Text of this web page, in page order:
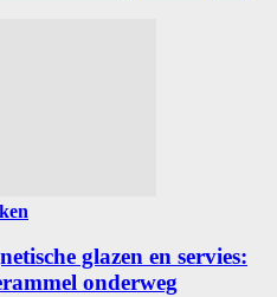
glazen en servies:
onderweg